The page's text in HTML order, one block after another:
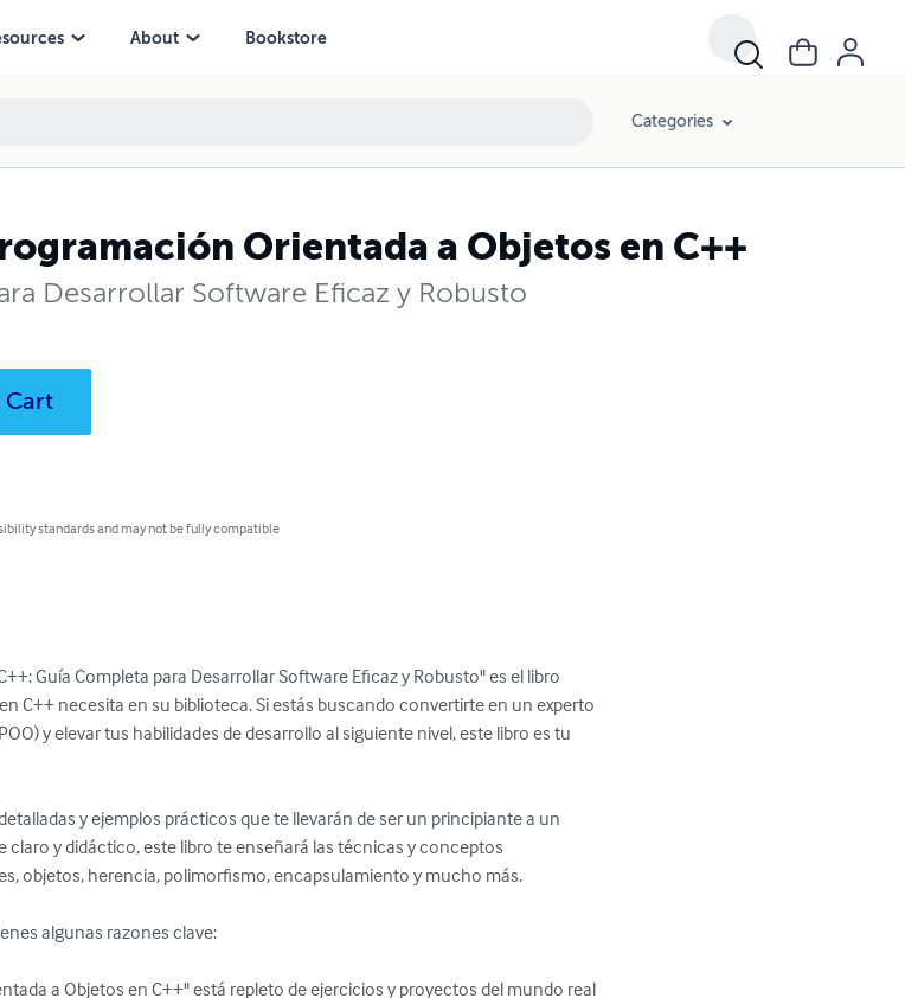
About Bookstore
Categories
Orientada a Objetos en C++
Desarrollar Software Eficaz y Robusto
Cart
standards and may not be fully compatible
Guía Completa para Desarrollar Software Eficaz y Robusto" es el libro
C++ necesita en su biblioteca. Si estás buscando convertirte en un experto
y elevar tus habilidades de desarrollo al siguiente nivel, este libro es tu
y ejemplos prácticos que te llevarán de ser un principiante a un
y didáctico, este libro te enseñará las técnicas y conceptos
objetos, herencia, polimorfismo, encapsulamiento y mucho más.
algunas razones clave: